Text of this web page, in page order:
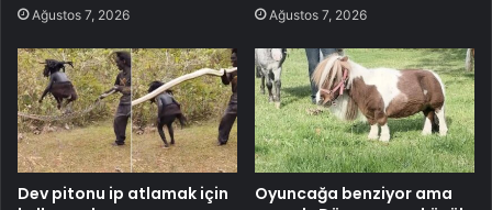
Ağustos 7, 2026 Ağustos 7, 2026
Dev pitonu ip atlamak için
Oyuncağa benziyor ama